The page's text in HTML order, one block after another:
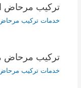
تركيب مرحاض
خدمات تركيب
تركيب مرحاض
خدمات تركيب